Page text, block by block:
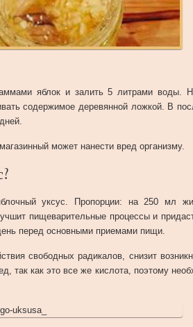
яблок и залить 5 литрами воды.
содержимое деревянной ложкой. В
может нанести вред организму.
уксус. Пропорции: на 250 мл
пищеварительные процессы и
перед основными приемами пищи.
свободных радикалов, снизит
так как это все же кислота, поэтому